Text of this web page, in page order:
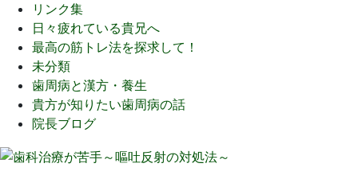
リンク集
日々疲れている貴兄へ
最高の筋トレ法を探求して！
未分類
歯周病と漢方・養生
貴方が知りたい歯周病の話
院長ブログ